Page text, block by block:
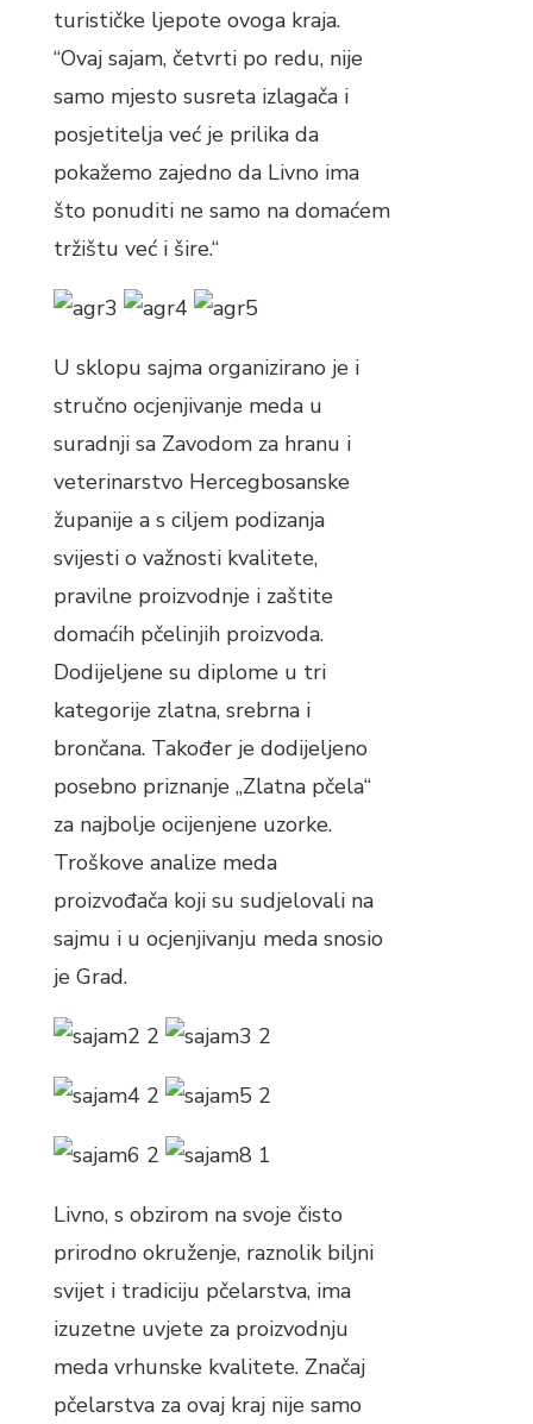
turističke ljepote ovoga kraja.
“Ovaj sajam, četvrti po redu, nije
samo mjesto susreta izlagača i
posjetitelja već je prilika da
pokažemo zajedno da Livno ima
što ponuditi ne samo na domaćem
tržištu već i šire.“
U sklopu sajma organizirano je i
stručno ocjenjivanje meda u
suradnji sa Zavodom za hranu i
veterinarstvo Hercegbosanske
županije a s ciljem podizanja
svijesti o važnosti kvalitete,
pravilne proizvodnje i zaštite
domaćih pčelinjih proizvoda.
Dodijeljene su diplome u tri
kategorije zlatna, srebrna i
brončana. Također je dodijeljeno
posebno priznanje „Zlatna pčela“
za najbolje ocijenjene uzorke.
Troškove analize meda
proizvođača koji su sudjelovali na
sajmu i u ocjenjivanju meda snosio
je Grad.
Livno, s obzirom na svoje čisto
prirodno okruženje, raznolik biljni
svijet i tradiciju pčelarstva, ima
izuzetne uvjete za proizvodnju
meda vrhunske kvalitete. Značaj
pčelarstva za ovaj kraj nije samo